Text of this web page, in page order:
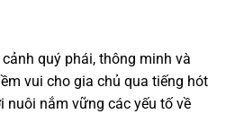
quý phái, thông minh và
vui cho gia chủ qua tiếng hót
nắm vững các yếu tố về